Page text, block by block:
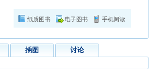
纸质图书 电子图书 手机阅读
插图 讨论